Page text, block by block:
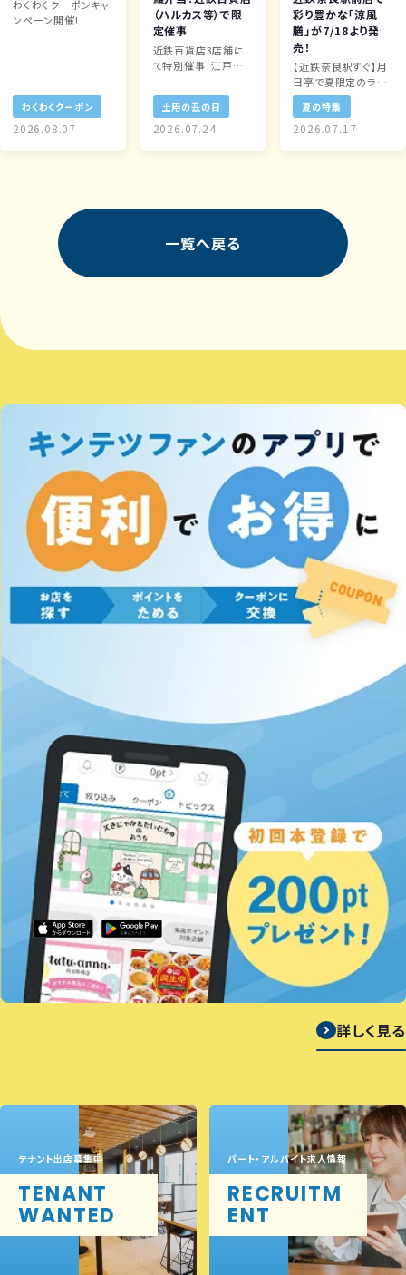
わくわくクーポンキャ
ンペーン開催!
わくわくクーポン
2026.08.07
（ハルカス等）で限
定催事
近鉄百貨店3店舗に
て特別催事！江戸川
を期間限定販売
土用の丑の日
2026.07.24
彩り豊かな「涼風
膳」が7/18より発
売！
【近鉄奈良駅すぐ】月
日亭で夏限定のラン
チ「涼風膳」が新登
場！三輪素麺や柿の
葉寿司を堪能
夏の特集
2026.07.17
一覧へ戻る
詳しく見る
テナント出店募集中
TENANT
WANTED
パート・アルバイト求人情報
RECRUITM
ENT